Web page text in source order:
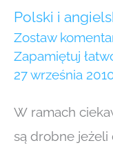
Polski i
Zostaw
Zapamiętuj
27 września
W ramach
są drobne jeżeli
Polski
i angielski
różnice
#21